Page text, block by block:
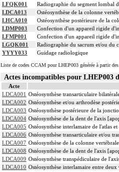
LFQK001
Radiographie du segment lombal
LDCA013
Ostéosynthèse de la colonne
LHCA010
Ostéosynthèse postérieure de la
LDMP003
Confection d'un appareil rigide
LFMP001
Confection d'un appareil rigide
LGQK001
Radiographie du sacrum et/ou du
YYYY033
Guidage radiologique
Liste de codes CCAM pour LHEP003 générée à partir
Actes incompatibles pour LHEP003
Acte
LDCA001 Ostéosynthèse transarticulaire
LDCA002 Ostéosynthèse et/ou arthrodèse
LDCA003 Ostéosynthèse postérieure de la
LDCA004 Ostéosynthèse de la dent de l'axis
LDCA005 Ostéosynthèse interlamaire de l'atlas
LDCA006 Ostéosynthèse transarticulaire et/ou
LDCA007 Ostéosynthèse de la colonne
LDCA008 Ostéosynthèse de la dent de l'axis
LDCA009 Ostéosynthèse transpédiculaire de
LDCA010 Ostéosynthèse interlamaire entre